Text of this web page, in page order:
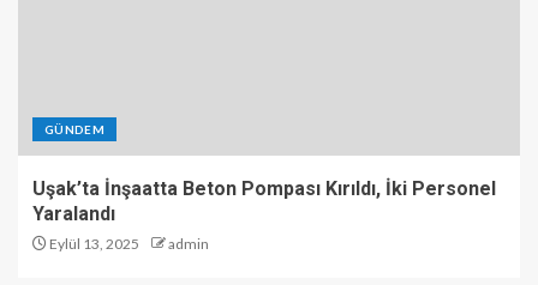
GÜNDEM
Uşak’ta İnşaatta Beton Pompası Kırıldı, İki Personel
Yaralandı
Eylül 13, 2025 admin